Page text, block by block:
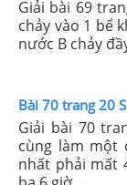
Giải bài 69
chảy vào 1 bể
nước B chảy
Bài 70 trang 20
Giải bài 70
cùng làm một
nhất phải mất